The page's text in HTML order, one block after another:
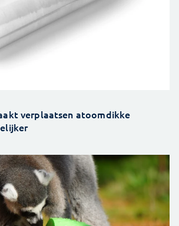
verplaatsen atoomdikke